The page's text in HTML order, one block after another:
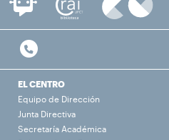
EL CENTRO
Equipo de Dirección
Junta Directiva
Secretaría Académica